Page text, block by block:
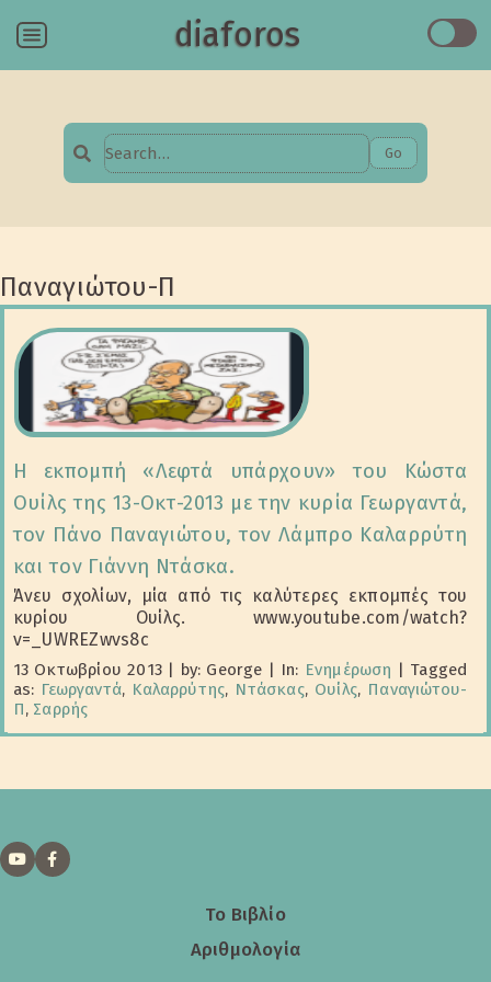
Menu diaforos
Search
Go
Παναγιώτου-Π
Η εκπομπή «Λεφτά υπάρχουν» του Κώστα
Ουίλς της 13-Οκτ-2013 με την κυρία Γεωργαντά,
τον Πάνο Παναγιώτου, τον Λάμπρο Καλαρρύτη
και τον Γιάννη Ντάσκα.
Άνευ σχολίων, μία από τις καλύτερες εκπομπές του
κυρίου Ουίλς. www.youtube.com/watch?
v=_UWREZwvs8c
13 Οκτωβρίου 2013| by: George In: Ενημέρωση
Tagged
as: Γεωργαντά, Καλαρρύτης, Ντάσκας, Ουίλς, Παναγιώτου-
Π, Σαρρής
Το Βιβλίο
Αριθμολογία